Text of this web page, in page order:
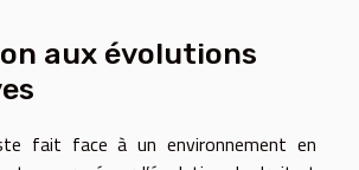
aux évolutions
fait face à un environnement en